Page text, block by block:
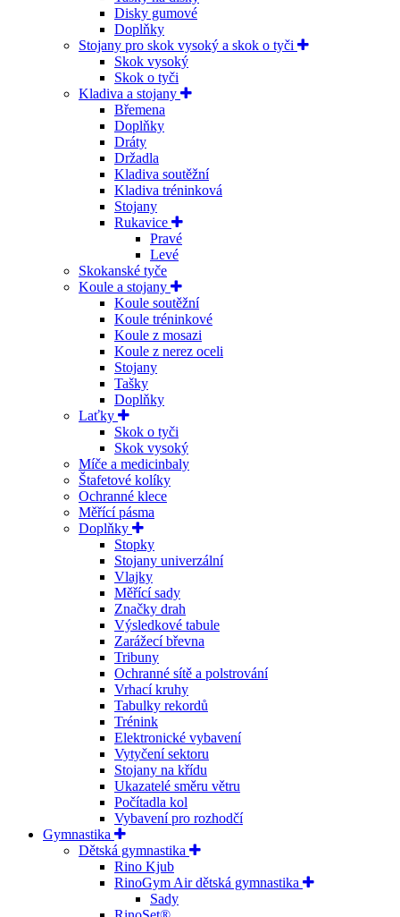
Disky gumové
Doplňky
Stojany pro skok vysoký a skok o tyči
Skok vysoký
Skok o tyči
Kladiva a stojany
Břemena
Doplňky
Dráty
Držadla
Kladiva soutěžní
Kladiva tréninková
Stojany
Rukavice
Pravé
Levé
Skokanské tyče
Koule a stojany
Koule soutěžní
Koule tréninkové
Koule z mosazi
Koule z nerez oceli
Stojany
Tašky
Doplňky
Laťky
Skok o tyči
Skok vysoký
Míče a medicinbaly
Štafetové kolíky
Ochranné klece
Měřící pásma
Doplňky
Stopky
Stojany univerzální
Vlajky
Měřící sady
Značky drah
Výsledkové tabule
Zarážecí břevna
Tribuny
Ochranné sítě a polstrování
Vrhací kruhy
Tabulky rekordů
Trénink
Elektronické vybavení
Vytyčení sektoru
Stojany na křídu
Ukazatelé směru větru
Počítadla kol
Vybavení pro rozhodčí
Gymnastika
Dětská gymnastika
Rino Kjub
RinoGym Air dětská gymnastika
Sady